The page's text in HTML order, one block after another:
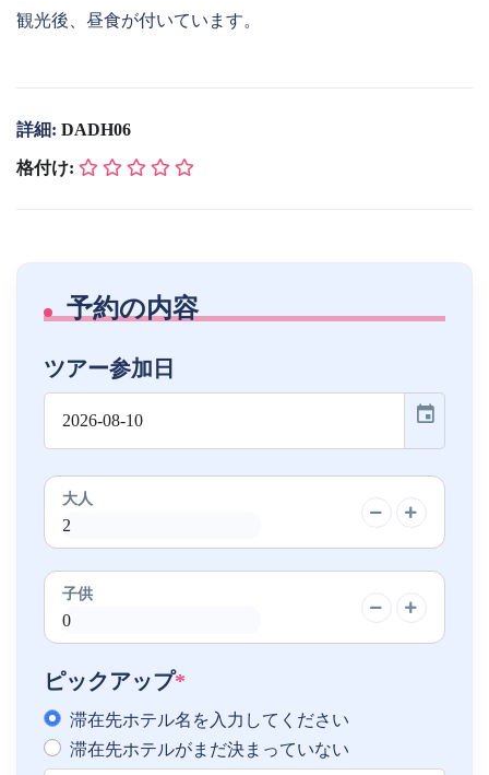
観光後、昼食が付いています。
詳細: DADH06
格付け:
予約の内容
ツアー参加日
event
大人
子供
ピックアップ*
滞在先ホテル名を入力してください
滞在先ホテルがまだ決まっていない